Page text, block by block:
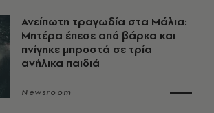
Ανείπωτη τραγωδία στα Μάλια:
Μητέρα έπεσε από βάρκα και
πνίγηκε μπροστά σε τρία
ανήλικα παιδιά
Newsroom